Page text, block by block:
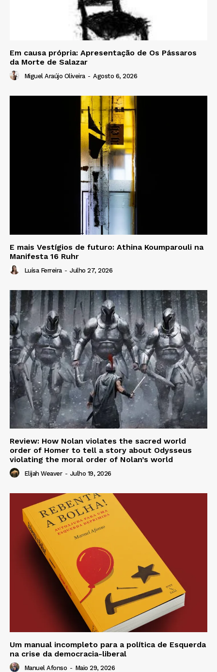
Em causa própria: Apresentação de Os Pássaros
da Morte de Salazar
Miguel Araújo Oliveira - Agosto 6, 2026
E mais Vestígios de futuro: Athina Koumparouli na
Manifesta 16 Ruhr
Luísa Ferreira - Julho 27, 2026
Review: How Nolan violates the sacred world
order of Homer to tell a story about Odysseus
violating the moral order of Nolan’s world
Elijah Weaver - Julho 19, 2026
Um manual incompleto para a política de Esquerda
na crise da democracia-liberal
Manuel Afonso - Maio 29, 2026